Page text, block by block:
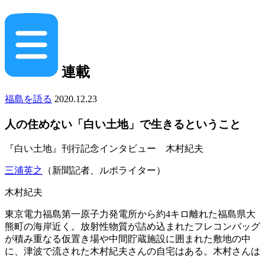
連載
福島を語る 2020.12.23
人の住めない「白い土地」で生きるということ
『白い土地』刊行記念インタビュー 木村紀夫
三浦英之 （新聞記者、ルポライター）
木村紀夫
東京電力福島第一原子力発電所から約4キロ離れた福島県大
熊町の海岸近く。放射性物質が詰め込まれたフレコンバッグ
が積み重なる仮置き場や中間貯蔵施設に囲まれた敷地の中
に、津波で流された木村紀夫さんの自宅はある。木村さんは